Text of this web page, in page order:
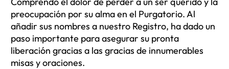
preocupación por su alma en el Purgatorio. Al
añadir sus nombres a nuestro Registro, ha dado un
paso importante para asegurar su pronta
liberación gracias a las gracias de innumerables
misas y oraciones.